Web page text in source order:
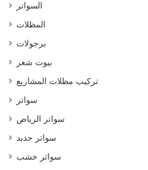
السواتر
المظلات
برجولات
بيوت شعر
تركيب مظلات المشاريع
سواتر
سواتر الرياض
سواتر حديد
سواتر خشب